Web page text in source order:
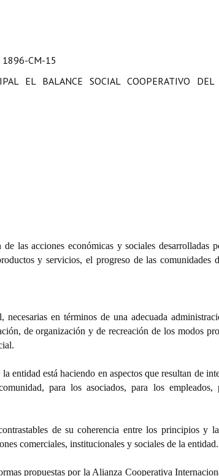
1896-CM-15
EL BALANCE SOCIAL COOPERATIVO DEL
las acciones económicas y sociales desarrolladas
y servicios, el progreso de las comunidades
en términos de una adecuada
de organización y de recreación de los modos
está haciendo en aspectos que resultan de
para los asociados, para los empleados,
de su coherencia entre los principios y
comerciales, institucionales y sociales de la entidad.
propuestas por la Alianza Cooperativa